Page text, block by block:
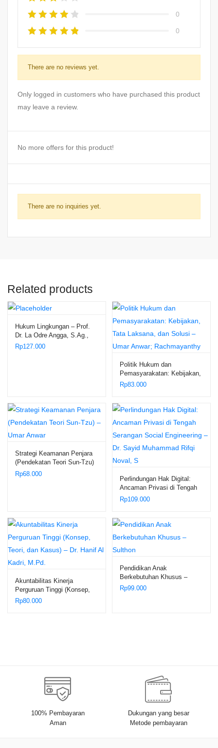
0
0
There are no reviews yet.
Only logged in customers who have purchased this product
may leave a review.
No more offers for this product!
There are no inquiries yet.
Related products
Hukum Lingkungan – Prof.
Dr. La Odre Angga, S.Ag.,
S.H., M.Hum.
Rp127.000
Politik Hukum dan
Pemasyarakatan: Kebijakan,
Tata Laksana, dan Solusi –
Rp83.000
Strategi Keamanan Penjara
(Pendekatan Teori Sun-Tzu)
– Umar Anwar
Rp68.000
Perlindungan Hak Digital:
Ancaman Privasi di Tengah
Serangan Social Engineering
– Dr. Sayid Muhammad Rifqi
Rp109.000
Akuntabilitas Kinerja
Perguruan Tinggi (Konsep,
Teori, dan Kasus) – Dr. Hanif
Rp80.000
Pendidikan Anak
Berkebutuhan Khusus –
Sulthon
Rp99.000
100% Pembayaran
Aman
Dukungan yang besar
Metode pembayaran